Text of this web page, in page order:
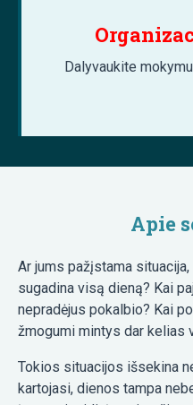
Dalyvaukite
Apie
Ar jums pažįstama
sugadina visą dieną? Kai
nepradėjus pokalbio? Kai
žmogumi mintys dar kelias
Tokios situacijos išsekina
kartojasi, dienos tampa